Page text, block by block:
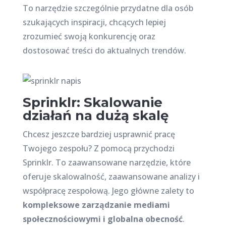
To narzędzie szczególnie przydatne dla osób
szukających inspiracji, chcących lepiej
zrozumieć swoją konkurencję oraz
dostosować treści do aktualnych trendów.
Sprinklr: Skalowanie
działań na dużą skalę
Chcesz jeszcze bardziej usprawnić pracę
Twojego zespołu? Z pomocą przychodzi
Sprinklr. To zaawansowane narzędzie, które
oferuje skalowalność, zaawansowane analizy i
współpracę zespołową. Jego główne zalety to
kompleksowe zarządzanie mediami
społecznościowymi i globalna obecność.